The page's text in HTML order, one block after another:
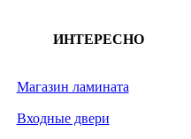
ИНТЕРЕСНО
Магазин ламината
Входные двери